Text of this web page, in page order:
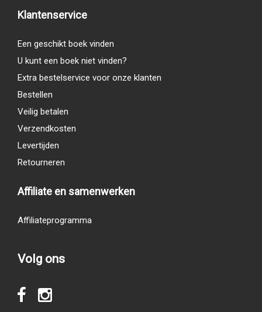
Klantenservice
Een geschikt boek vinden
U kunt een boek niet vinden?
Extra bestelservice voor onze klanten
Bestellen
Veilig betalen
Verzendkosten
Levertijden
Retourneren
Affiliate en samenwerken
Affiliateprogramma
Volg ons